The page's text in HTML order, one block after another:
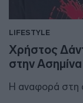
LIFESTYLE
Χρήστος
στην
Η αναφορά στη